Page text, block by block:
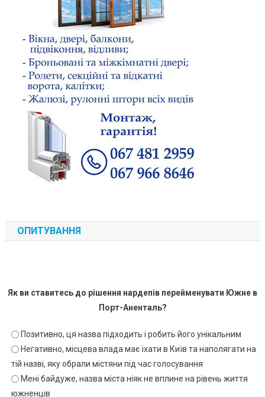
ОПИТУВАННЯ
Як ви ставитесь до рішення нардепів перейменувати Южне в
Порт-Аненталь?
Позитивно, ця назва підходить і робить його унікальним
Негативно, місцева влада має їхати в Київ та наполягати на
тій назві, яку обрали містяни під час голосування
Мені байдуже, назва міста ніяк не вплине на рівень життя
южненців